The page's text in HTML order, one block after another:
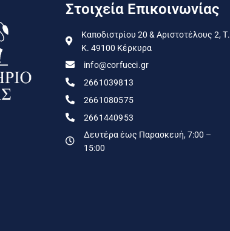
Στοιχεία Επικοινωνίας
Καποδιστρίου 20 & Αριστοτέλους 2, Τ.
Κ. 49100 Κέρκυρα
info@corfucci.gr
2661039813
2661080575
2661440953
Δευτέρα έως Παρασκευή, 7:00 –
15:00